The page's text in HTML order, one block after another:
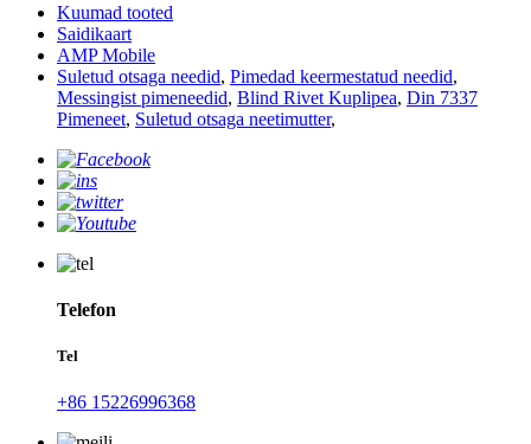
Kuumad tooted
Saidikaart
AMP Mobile
Suletud otsaga needid, Pimedad keermestatud needid,
Messingist pimeneedid, Blind Rivet Kuplipea, Din 7337
Pimeneet, Suletud otsaga neetimutter,
Telefon
Tel
+86 15226996368